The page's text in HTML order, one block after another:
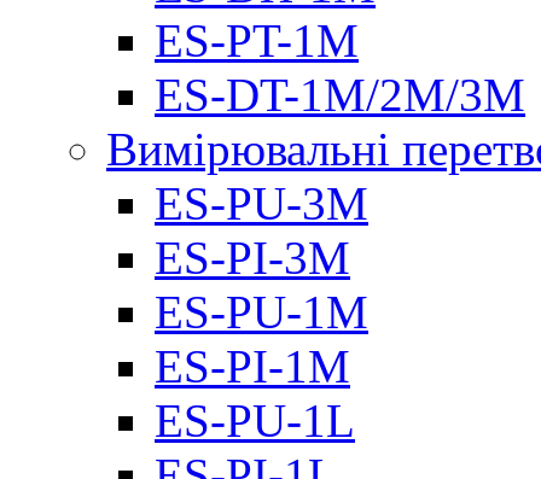
ES-PT-1M
ES-DT-1M/2M/3M
Вимірювальні
ES-PU-3M
ES-PI-3M
ES-PU-1M
ES-PI-1M
ES-PU-1L